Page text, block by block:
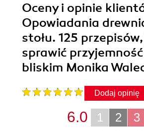
Oceny i opinie
Opowiadania
stołu. 125
sprawić
bliskim Monika
Dodaj opinię
3
2
1
6.0